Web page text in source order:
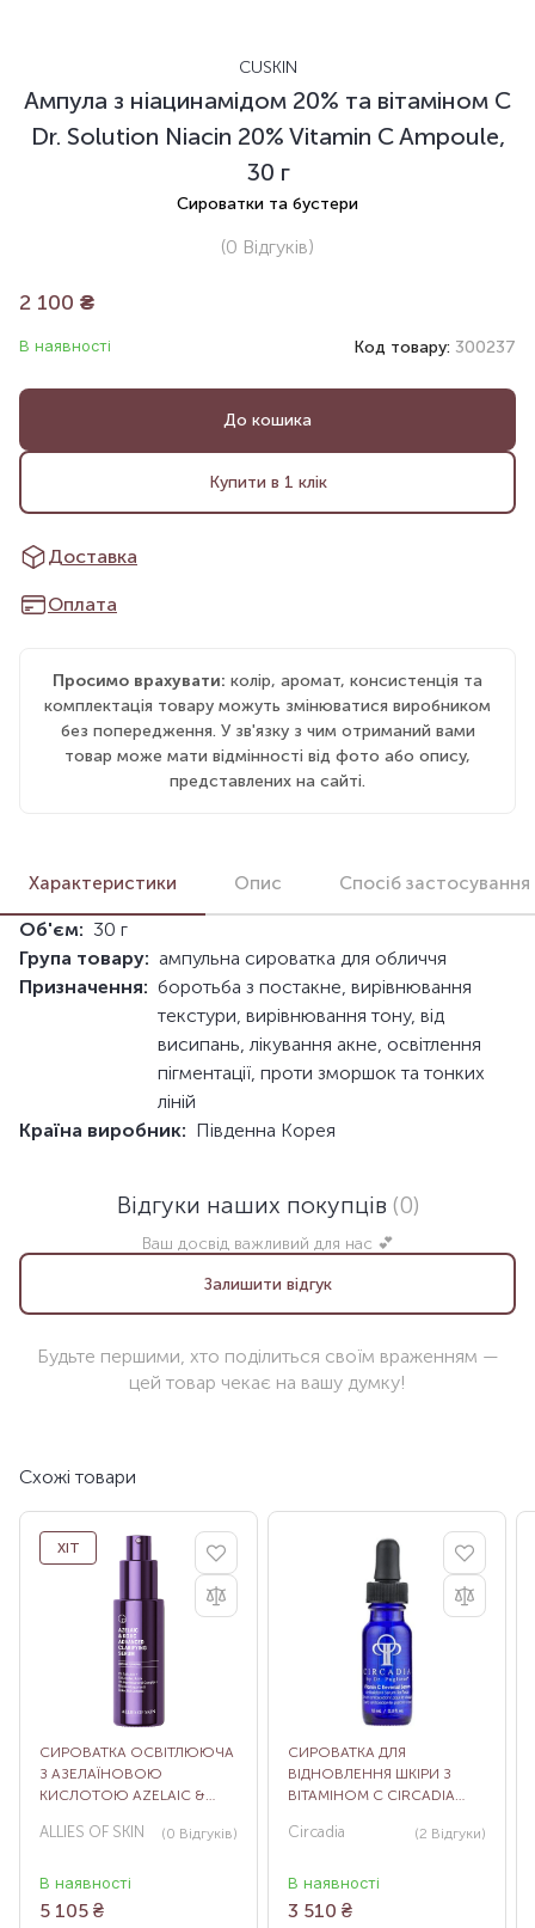
CUSKIN
Ампула з ніацинамідом 20% та вітаміном С
Dr. Solution Niacin 20% Vitamin C Ampoule,
30 г
Сироватки та бустери
(0 Відгуків)
2 100 ₴
В наявності Код товару: 300237
До кошика
Купити в 1 клік
Доставка
Оплата
Просимо врахувати: колір, аромат, консистенція та
комплектація товару можуть змінюватися виробником
без попередження. У зв'язку з чим отриманий вами
товар може мати відмінності від фото або опису,
представлених на сайті.
Характеристики Опис Спосіб застосування
Об'єм: 30 г
Група товару: ампульна сироватка для обличчя
Призначення: боротьба з постакне, вирівнювання
текстури, вирівнювання тону, від
висипань, лікування акне, освітлення
пігментації, проти зморшок та тонких
ліній
Країна виробник: Південна Корея
Відгуки наших покупців (0)
Ваш досвід важливий для нас 💕
Залишити відгук
Будьте першими, хто поділиться своїм враженням —
цей товар чекає на вашу думку!
Схожі товари
ХІТ
СИРОВАТКА ОСВІТЛЮЮЧА
З АЗЕЛАЇНОВОЮ
КИСЛОТОЮ AZELAIC &
CLARIFYING SERUM, 30 МЛ
ALLIES OF SKIN (0 Відгуків)
В наявності
5 105 ₴
СИРОВАТКА ДЛЯ
ВІДНОВЛЕННЯ ШКІРИ З
ВІТАМІНОМ С CIRCADIA
SERUM, 15 МЛ
Circadia (2 Відгуки)
В наявності
3 510 ₴